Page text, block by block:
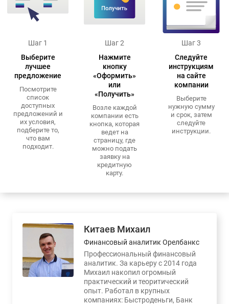
Шаг 1
Выберите
лучшее
предложение
Посмотрите
список
доступных
предложений и
их условия,
подберите то,
что вам
подходит.
Шаг 2
Нажмите
кнопку
«Оформить»
или
«Получить»
Возле каждой
компании есть
кнопка, которая
ведет на
страницу, где
можно подать
заявку на
кредитную
карту.
Шаг 3
Следуйте
инструкциям
на сайте
компании
Выберите
нужную сумму
и срок, затем
следуйте
инструкции.
Китаев Михаил
Финансовый аналитик Орелбанкс
Профессиональный финансовый
аналитик. За карьеру с 2014 года
Михаил накопил огромный
практический и теоритический
опыт. Работал в крупных
компаниях: Быстроденьги, Банк